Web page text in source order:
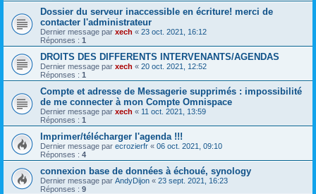
Dossier du serveur inaccessible en écriture! merci de
contacter l'administrateur
Dernier message par xech « 23 oct. 2021, 16:12
Réponses : 1
DROITS DES DIFFERENTS INTERVENANTS/AGENDAS
Dernier message par xech « 20 oct. 2021, 12:52
Réponses : 1
Compte et adresse de Messagerie supprimés : impossibilité
de me connecter à mon Compte Omnispace
Dernier message par xech « 11 oct. 2021, 13:59
Réponses : 1
Imprimer/télécharger l'agenda !!!
Dernier message par ecrozierfr « 06 oct. 2021, 09:10
Réponses : 4
connexion base de données à échoué, synology
Dernier message par AndyDijon « 23 sept. 2021, 16:23
Réponses : 9